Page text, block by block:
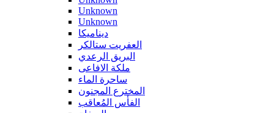
Unknown
Unknown
ديناميكا
العفريت ستالكر
البريق الرعدي
ملكة الافاعى
ساحرة الماء
المخترع المجنون
الفأس المُعاقب